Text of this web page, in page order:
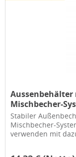
Aussenbehälter
Mischbecher-
Stabiler
Mischbecher-
verwenden mit